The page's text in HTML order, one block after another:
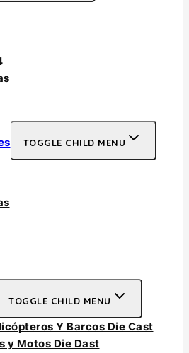
TOGGLE CHILD MENU
TOGGLE CHILD MENU
Y Barcos Die Cast
y Motos Die Dast